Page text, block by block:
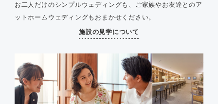
お二人だけのシンプルウェディングも、ご家族やお友達とのア
ットホームウェディングもおまかせください。
施設の見学について